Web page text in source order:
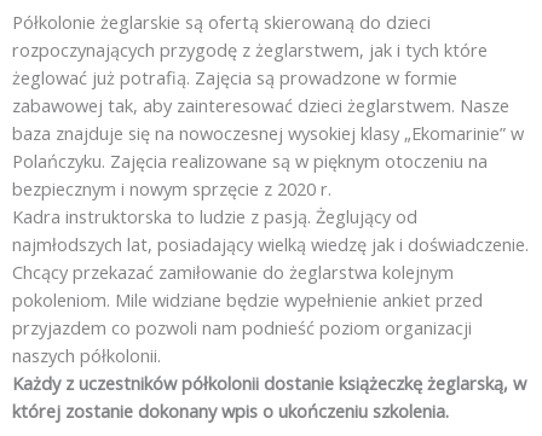
Półkolonie żeglarskie są ofertą skierowaną do dzieci
rozpoczynających przygodę z żeglarstwem, jak i tych które
żeglować już potrafią. Zajęcia są prowadzone w formie
zabawowej tak, aby zainteresować dzieci żeglarstwem. Nasze
baza znajduje się na nowoczesnej wysokiej klasy „Ekomarinie” w
Polańczyku. Zajęcia realizowane są w pięknym otoczeniu na
bezpiecznym i nowym sprzęcie z 2020 r.
Kadra instruktorska to ludzie z pasją. Żeglujący od
najmłodszych lat, posiadający wielką wiedzę jak i doświadczenie.
Chcący przekazać zamiłowanie do żeglarstwa kolejnym
pokoleniom. Mile widziane będzie wypełnienie ankiet przed
przyjazdem co pozwoli nam podnieść poziom organizacji
naszych półkolonii.
Każdy z uczestników półkolonii dostanie książeczkę żeglarską, w
której zostanie dokonany wpis o ukończeniu szkolenia.